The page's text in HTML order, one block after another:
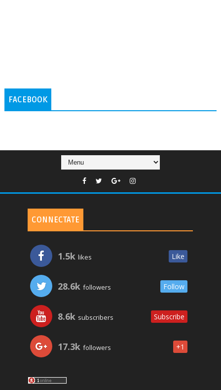
FACEBOOK
CONNECTATE
1.5k likes Like
28.6k followers Follow
8.6k subscribers Subscribe
17.3k followers +1